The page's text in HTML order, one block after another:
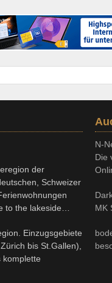
der
Schweizer
to the lakeside…
Einzugsgebiete
bis St.Gallen),
komplette
N-
Die
MK